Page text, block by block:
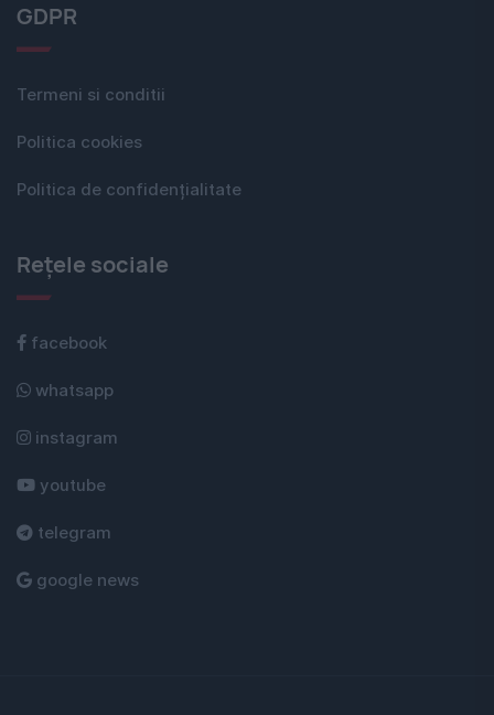
GDPR
Termeni si conditii
Politica cookies
Politica de confidențialitate
Rețele sociale
facebook
whatsapp
instagram
youtube
telegram
google news